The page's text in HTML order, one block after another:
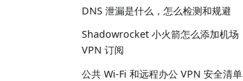
DNS 泄漏是什么，怎么检测和规避
Shadowrocket 小火箭怎么添加机场
VPN 订阅
公共 Wi-Fi 和远程办公 VPN 安全清单